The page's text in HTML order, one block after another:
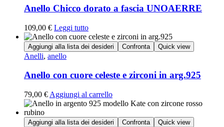
Anello Chicco dorato a fascia UNOAERRE
109,00 € Leggi tutto
Aggiungi alla lista dei desideri Confronta Quick view
Anelli, anello
Anello con cuore celeste e zirconi in arg.925
79,00 € Aggiungi al carrello
Aggiungi alla lista dei desideri Confronta Quick view